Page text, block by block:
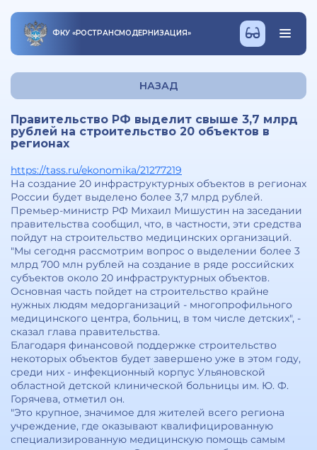
ФКУ «РОСТРАНСМОДЕРНИЗАЦИЯ»
НАЗАД
Правительство РФ выделит свыше 3,7 млрд
рублей на строительство 20 объектов в
регионах
https://tass.ru/ekonomika/21277219
На создание 20 инфраструктурных объектов в регионах
России будет выделено более 3,7 млрд рублей.
Премьер-министр РФ Михаил Мишустин на заседании
правительства сообщил, что, в частности, эти средства
пойдут на строительство медицинских организаций.
"Мы сегодня рассмотрим вопрос о выделении более 3
млрд 700 млн рублей на создание в ряде российских
субъектов около 20 инфраструктурных объектов.
Основная часть пойдет на строительство крайне
нужных людям медорганизаций - многопрофильного
медицинского центра, больниц, в том числе детских", -
сказал глава правительства.
Благодаря финансовой поддержке строительство
некоторых объектов будет завершено уже в этом году,
среди них - инфекционный корпус Ульяновской
областной детской клинической больницы им. Ю. Ф.
Горячева, отметил он.
"Это крупное, значимое для жителей всего региона
учреждение, где оказывают квалифицированную
специализированную медицинскую помощь самым